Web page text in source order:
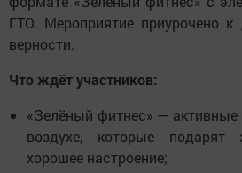
ГТО. Мероприятие приурочено
верности.
Что ждёт участников:
«Зелёный фитнес» — активные
воздухе, которые подарят
хорошее настроение;